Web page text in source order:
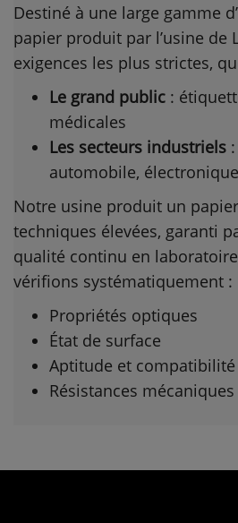
Destiné à une large gamme
papier produit par l’usine de
exigences les plus strictes,
Le grand public :
médicales
Les secteurs industriels
automobile, électronique
Notre usine produit un
techniques élevées, garanti
qualité continu en
vérifions systématiquement :
Propriétés optiques
État de surface
Aptitude et
Résistances mécaniques